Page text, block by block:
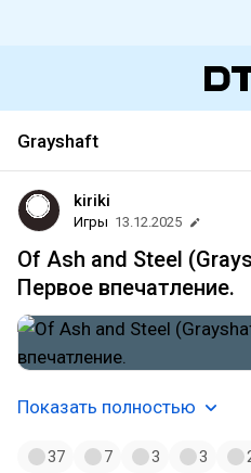
Grayshaft
kiriki
Игры 13.12.2025
Of Ash and Steel
Первое впечатление.
Показать полностью
37 7 3 3